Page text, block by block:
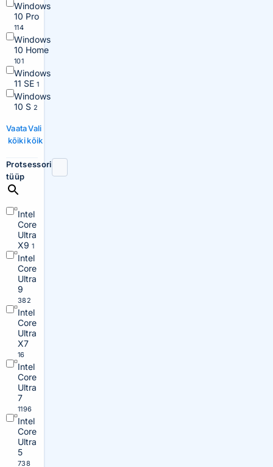
Windows
10 Pro
114
Windows
10 Home
101
Windows
11 SE 1
Windows
10 S 2
Vaata
kõiki
Vali
kõik
Protsessori
tüüp
Intel
Core
Ultra
X91
Intel
Core
Ultra
9
382
Intel
Core
Ultra
X7
16
Intel
Core
Ultra
7
1196
Intel
Core
Ultra
5
738